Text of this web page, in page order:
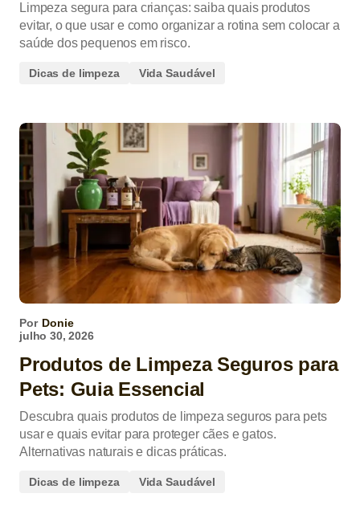
Limpeza segura para crianças: saiba quais produtos
evitar, o que usar e como organizar a rotina sem colocar a
saúde dos pequenos em risco.
Dicas de limpeza Vida Saudável
Por Donie
julho 30, 2026
Produtos de Limpeza Seguros para
Pets: Guia Essencial
Descubra quais produtos de limpeza seguros para pets
usar e quais evitar para proteger cães e gatos.
Alternativas naturais e dicas práticas.
Dicas de limpeza Vida Saudável